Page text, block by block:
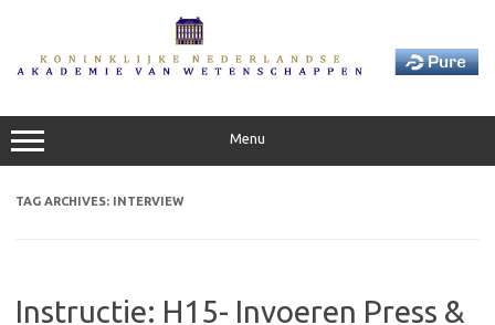
Menu
TAG ARCHIVES: INTERVIEW
Instructie: H15- Invoeren Press &